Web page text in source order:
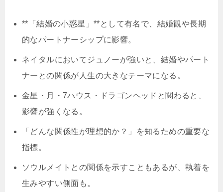
**「結婚の小惑星」**として有名で、結婚観や長期
的なパートナーシップに影響。
ネイタルにおいてジュノーが強いと、結婚やパート
ナーとの関係が人生の大きなテーマになる。
金星・月・7ハウス・ドラゴンヘッドと関わると、
影響が強くなる。
「どんな関係性が理想的か？」を知るための重要な
指標。
ソウルメイトとの関係を示すこともあるが、執着を
生みやすい側面も。